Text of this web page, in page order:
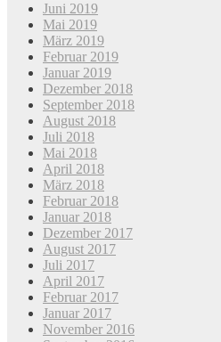
Juni 2019
Mai 2019
März 2019
Februar 2019
Januar 2019
Dezember 2018
September 2018
August 2018
Juli 2018
Mai 2018
April 2018
März 2018
Februar 2018
Januar 2018
Dezember 2017
August 2017
Juli 2017
April 2017
Februar 2017
Januar 2017
November 2016